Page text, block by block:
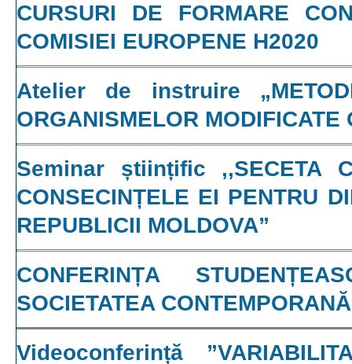
CURSURI DE FORMARE
COMISIEI EUROPENE H2020
Atelier de instruire
ORGANISMELOR MODIFICATE
Seminar științific ,,SECETA
CONSECINȚELE EI PENTRU
REPUBLICII MOLDOVA”
CONFERINȚA
SOCIETATEA
Videoconferință